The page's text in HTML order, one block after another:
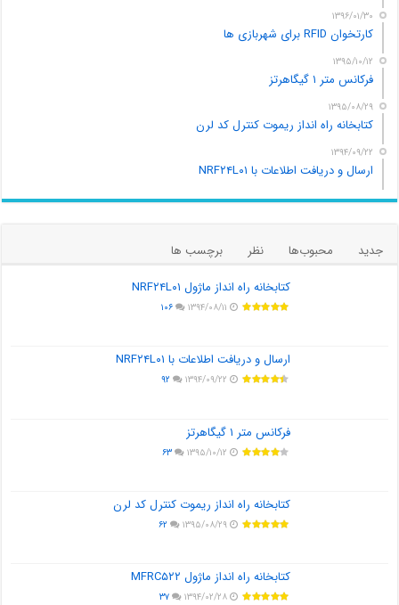
۱۳۹۶/۰۱/۳۰
کارتخوان RFID برای شهربازی ها
۱۳۹۵/۱۰/۱۲
فرکانس متر ۱ گیگاهرتز
۱۳۹۵/۰۸/۲۹
کتابخانه راه انداز ریموت کنترل کد لرن
۱۳۹۴/۰۹/۲۲
ارسال و دریافت اطلاعات با NRF۲۴L۰۱
جدید محبوب‌ها نظر
برچسب ها
کتابخانه راه انداز ماژول NRF۲۴L۰۱
۱۳۹۴/۰۸/۱۱ ۱۰۶
ارسال و دریافت اطلاعات با NRF۲۴L۰۱
۱۳۹۴/۰۹/۲۲ ۹۲
فرکانس متر ۱ گیگاهرتز
۱۳۹۵/۱۰/۱۲ ۶۳
کتابخانه راه انداز ریموت کنترل کد لرن
۱۳۹۵/۰۸/۲۹ ۶۲
کتابخانه راه انداز ماژول MFRC۵۲۲
۱۳۹۴/۰۲/۲۸ ۳۷